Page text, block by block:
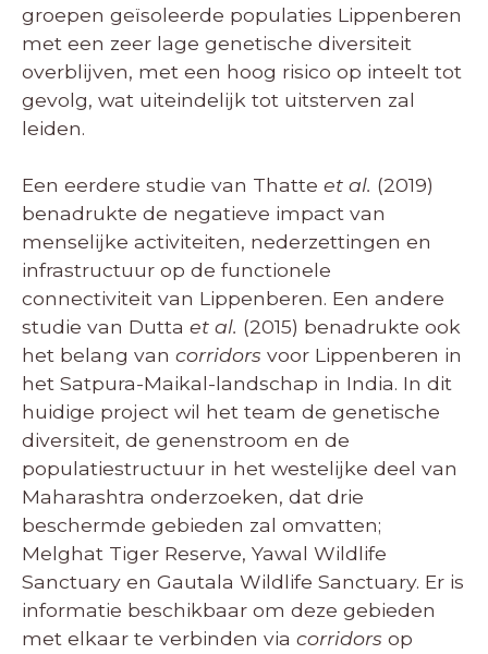
groepen geïsoleerde populaties Lippenberen
met een zeer lage genetische diversiteit
overblijven, met een hoog risico op inteelt tot
gevolg, wat uiteindelijk tot uitsterven zal
leiden.
Een eerdere studie van Thatte et al. (2019)
benadrukte de negatieve impact van
menselijke activiteiten, nederzettingen en
infrastructuur op de functionele
connectiviteit van Lippenberen. Een andere
studie van Dutta et al. (2015) benadrukte ook
het belang van corridors voor Lippenberen in
het Satpura-Maikal-landschap in India. In dit
huidige project wil het team de genetische
diversiteit, de genenstroom en de
populatiestructuur in het westelijke deel van
Maharashtra onderzoeken, dat drie
beschermde gebieden zal omvatten;
Melghat Tiger Reserve, Yawal Wildlife
Sanctuary en Gautala Wildlife Sanctuary. Er is
informatie beschikbaar om deze gebieden
met elkaar te verbinden via corridors op